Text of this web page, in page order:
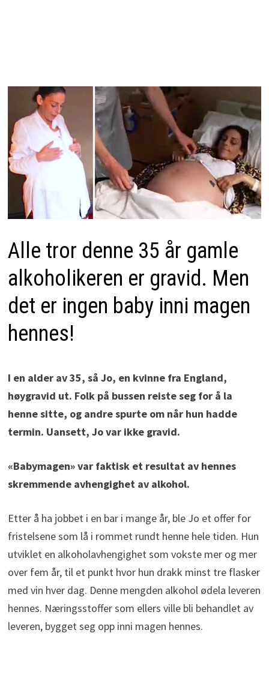
Alle tror denne 35 år gamle
alkoholikeren er gravid. Men
det er ingen baby inni magen
hennes!
I en alder av 35, så Jo, en kvinne fra England,
høygravid ut. Folk på bussen reiste seg for å la
henne sitte, og andre spurte om når hun hadde
termin. Uansett, Jo var ikke gravid.
«Babymagen» var faktisk et resultat av hennes
skremmende avhengighet av alkohol.
Etter å ha jobbet i en bar i mange år, ble Jo et offer for
fristelsene som lå i rommet rundt henne hele tiden. Hun
utviklet en alkoholavhengighet som vokste mer og mer
over fem år, til et punkt hvor hun drakk minst tre flasker
med vin hver dag. Denne mengden alkohol ødela leveren
hennes. Næringsstoffer som ellers ville bli behandlet av
leveren, bygget seg opp inni magen hennes.